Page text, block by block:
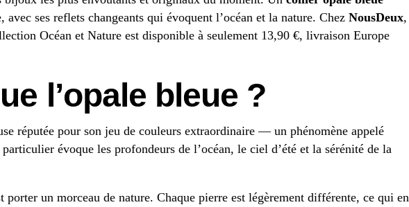
ses reflets changeants qui évoquent l’océan et la nature. Chez NousDeux,
Océan et Nature est disponible à seulement 13,90 €, livraison Europe
l’opale bleue ?
réputée pour son jeu de couleurs extraordinaire — un phénomène appelé
particulier évoque les profondeurs de l’océan, le ciel d’été et la sérénité de la
porter un morceau de nature. Chaque pierre est légèrement différente, ce qui en